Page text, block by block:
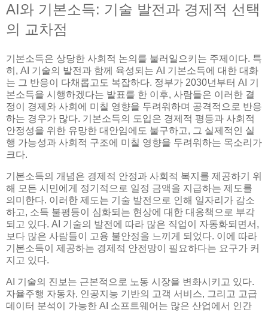
AI와 기본소득: 기술 발전과 경제적 선택
의 교차점
기본소득은 상당한 사회적 논의를 불러일으키는 주제이다. 특
히, AI 기술의 발전과 함께 육성되는 AI 기본소득에 대한 대화
는 그 반응이 다채롭고도 복잡하다. 정부가 2030년부터 AI 기
본소득을 시행하겠다는 발표를 한 이후, 사람들은 이러한 결
정이 경제와 사회에 미칠 영향을 두려워하며 공격적으로 반응
하는 경우가 많다. 기본소득의 도입은 경제적 평등과 사회적
안정성을 위한 유망한 대안임에도 불구하고, 그 실제적인 실
행 가능성과 사회적 구조에 미칠 영향을 두려워하는 목소리가
크다.
기본소득의 개념은 경제적 안정과 사회적 복지를 제공하기 위
해 모든 시민에게 정기적으로 일정 금액을 지급하는 제도를
의미한다. 이러한 제도는 기술 발전으로 인해 일자리가 감소
하고, 소득 불평등이 심화되는 현상에 대한 대응책으로 부각
되고 있다. AI 기술의 발전에 따라 많은 직업이 자동화되면서,
보다 많은 사람들이 고용 불안정을 느끼게 되었다. 이에 따라
기본소득이 제공하는 경제적 안전망이 필요하다는 요구가 커
지고 있다.
AI 기술의 진보는 근본적으로 노동 시장을 변화시키고 있다.
자율주행 자동차, 인공지능 기반의 고객 서비스, 그리고 고급
데이터 분석이 가능한 AI 소프트웨어는 많은 산업에서 인간